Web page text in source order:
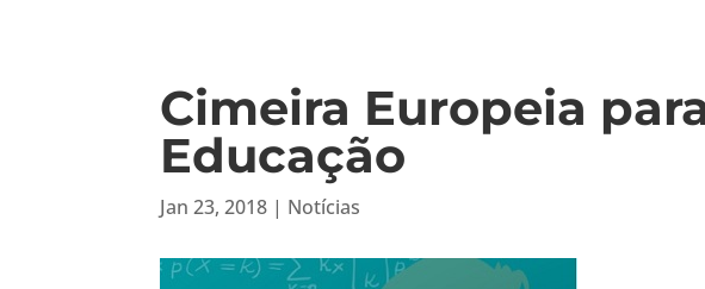
Cimeira Europeia
Educação
Jan 23, 2018 | Notícias